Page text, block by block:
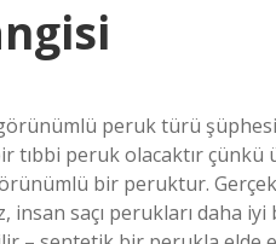
peruk türü
tıbbi peruk olacaktır
bir peruktur.
saçı perukları daha